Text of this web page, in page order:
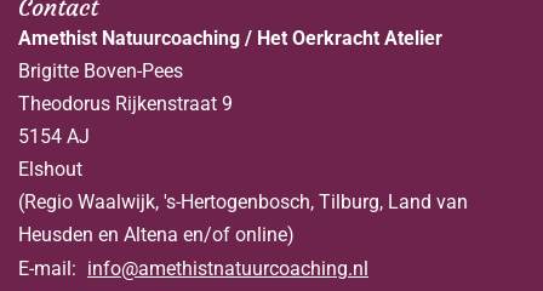
Contact
Amethist Natuurcoaching / Het Oerkracht Atelier
Brigitte Boven-Pees
Theodorus Rijkenstraat 9
5154 AJ
Elshout
(Regio Waalwijk, 's-Hertogenbosch, Tilburg, Land van
Heusden en Altena en/of online)
E-mail: info@amethistnatuurcoaching.nl